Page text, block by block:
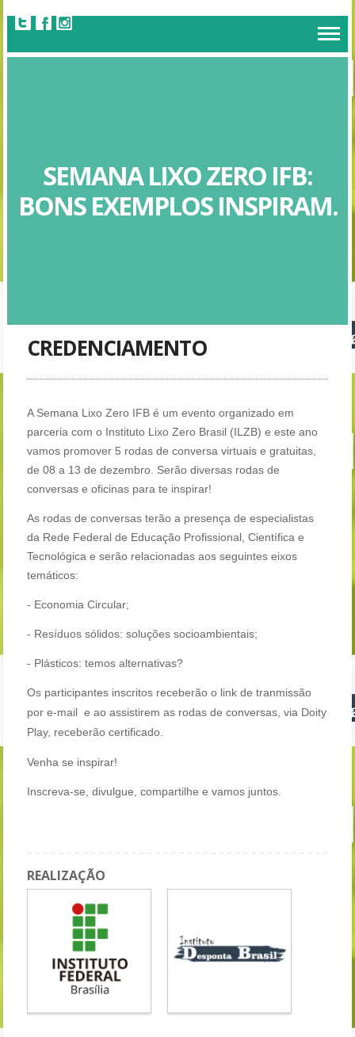
SEMANA LIXO ZERO IFB:
BONS EXEMPLOS INSPIRAM.
CREDENCIAMENTO
A Semana Lixo Zero IFB é um evento organizado em
parceria com o Instituto Lixo Zero Brasil (ILZB) e este ano
vamos promover 5 rodas de conversa virtuais e gratuitas,
de 08 a 13 de dezembro. Serão diversas rodas de
conversas e oficinas para te inspirar!
As rodas de conversas terão a presença de especialistas
da Rede Federal de Educação Profissional, Científica e
Tecnológica e serão relacionadas aos seguintes eixos
temáticos:
- Economia Circular;
- Resíduos sólidos: soluções socioambientais;
- Plásticos: temos alternativas?
Os participantes inscritos receberão o link de tranmissão
por e-mail e ao assistirem as rodas de conversas, via Doity
Play, receberão certificado.
Venha se inspirar!
Inscreva-se, divulgue, compartilhe e vamos juntos.
REALIZAÇÃO